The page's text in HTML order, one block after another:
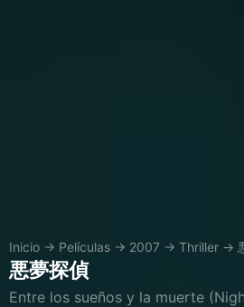
Inicio → Películas → 2007 → Thriller →
悪夢探偵
Entre los sueños y la muerte